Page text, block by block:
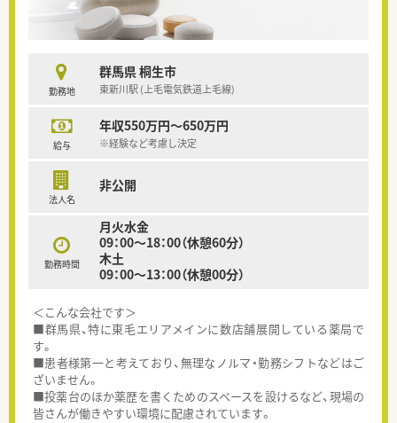
勤務地
群馬県 桐生市
東新川駅 (上毛電気鉄道上毛線)
給与
年収550万円～650万円
※経験など考慮し決定
法人名
非公開
勤務時間
月火水金
09：00～18：00（休憩60分）
木土
09：00～13：00（休憩00分）
＜こんな会社です＞
■群馬県、特に東毛エリアメインに数店舗展開している薬局で
す。
■患者様第一と考えており、無理なノルマ・勤務シフトなどはご
ざいません。
■投薬台のほか薬歴を書くためのスペースを設けるなど、現場の
皆さんが働きやすい環境に配慮されています。